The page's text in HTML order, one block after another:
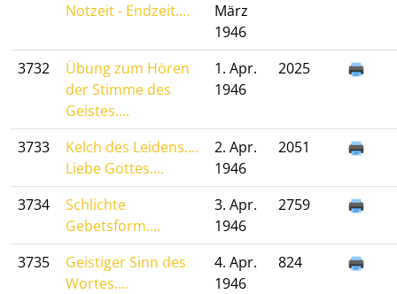
Notzeit - Endzeit....
März
1946
3732
Übung zum Hören
der Stimme des
Geistes....
1. Apr.
1946
2025
3733
Kelch des Leidens....
Liebe Gottes....
2. Apr.
1946
2051
3734
Schlichte
Gebetsform....
3. Apr.
1946
2759
3735
Geistiger Sinn des
Wortes....
4. Apr.
1946
824